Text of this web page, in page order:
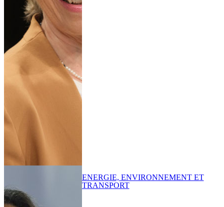
ENERGIE, ENVIRONNEMENT ET
TRANSPORT